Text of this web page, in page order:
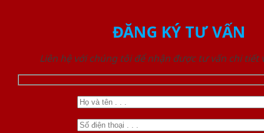
ĐĂNG KÝ TƯ VẤN
Liên hệ với chúng tôi để nhận được tư vấn chi tiết